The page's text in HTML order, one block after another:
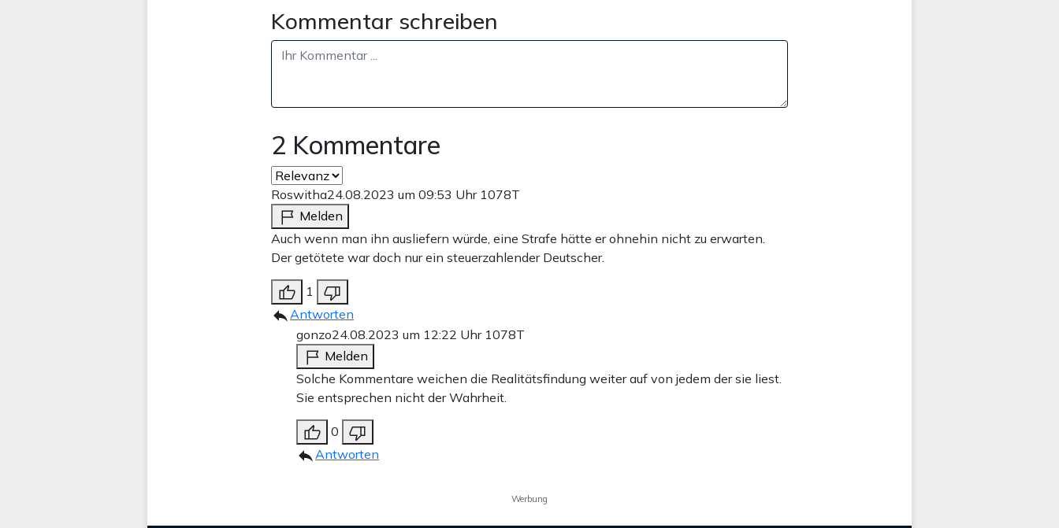
Kommentar schreiben
2 Kommentare
Roswitha24.08.2023 um 09:53 Uhr 1078T
Melden
Auch wenn man ihn ausliefern würde, eine Strafe hätte er ohnehin nicht zu erwarten.
Der getötete war doch nur ein steuerzahlender Deutscher.
1
Antworten
gonzo24.08.2023 um 12:22 Uhr 1078T
Melden
Solche Kommentare weichen die Realitätsfindung weiter auf von jedem der sie liest.
Sie entsprechen nicht der Wahrheit.
0
Antworten
Werbung